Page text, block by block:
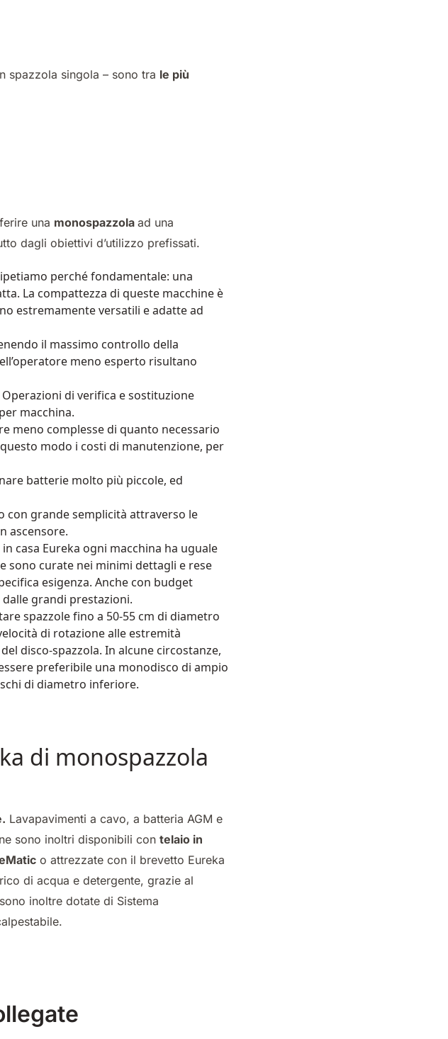
spazzola singola – sono tra le più
una monospazzola ad una
dagli obiettivi d’utilizzo prefissati.
perché fondamentale: una
La compattezza di queste macchine è
estremamente versatili e adatte ad
il massimo controllo della
meno esperto risultano
di verifica e sostituzione
macchina.
meno complesse di quanto necessario
modo i costi di manutenzione, per
batterie molto più piccole, ed
con grande semplicità attraverso le
ascensore.
casa Eureka ogni macchina ha uguale
sono curate nei minimi dettagli e rese
esigenza. Anche con budget
grandi prestazioni.
spazzole fino a 50-55 cm di diametro
di rotazione alle estremità
disco-spazzola. In alcune circostanze,
preferibile una monodisco di ampio
di diametro inferiore.
di monospazzola
Lavapavimenti a cavo, a batteria AGM e
sono inoltri disponibili con telaio in
o attrezzate con il brevetto Eureka
di acqua e detergente, grazie al
inoltre dotate di Sistema